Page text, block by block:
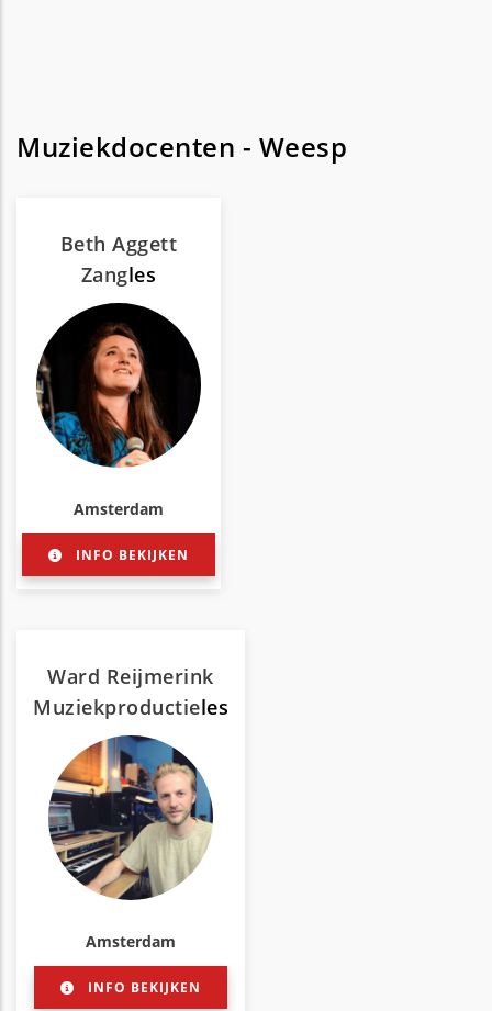
Muziekdocenten - Weesp
Beth Aggett
Zangles
Amsterdam
INFO BEKIJKEN
Ward Reijmerink
Muziekproductieles
Amsterdam
INFO BEKIJKEN